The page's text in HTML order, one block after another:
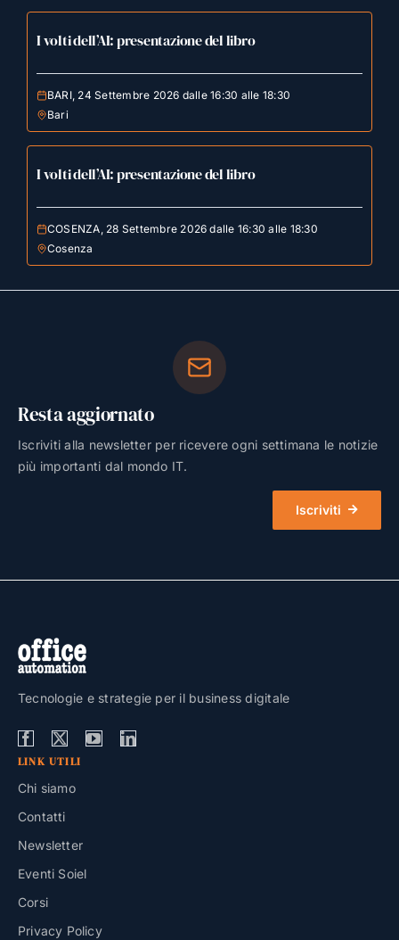
I volti dell’AI: presentazione del libro
BARI, 24 Settembre 2026 dalle 16:30 alle 18:30
Bari
I volti dell’AI: presentazione del libro
COSENZA, 28 Settembre 2026 dalle 16:30 alle 18:30
Cosenza
Resta aggiornato
Iscriviti alla newsletter per ricevere ogni settimana le notizie
più importanti dal mondo IT.
Iscriviti
Tecnologie e strategie per il business digitale
LINK UTILI
Chi siamo
Contatti
Newsletter
Eventi Soiel
Corsi
Privacy Policy